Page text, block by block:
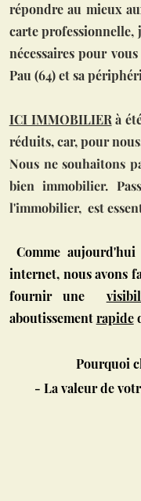
répondre au mieux
carte professionnelle,
nécessaires pour
Pau (64) et sa
ICI IMMOBILIER à
réduits, car, pour
Nous ne souhaitons
bien immobilier.
l'immobilier, est
Comme
internet, nous avons
fournir une
aboutissementrapide
Pourquoi
- La valeur de